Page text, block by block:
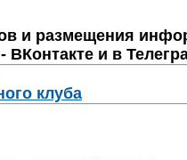
и размещения
и в
клуба